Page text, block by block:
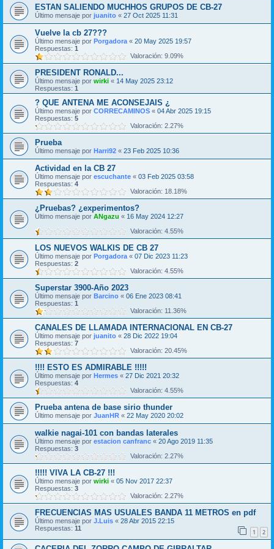
ESTAN SALIENDO MUCHHOS GRUPOS DE CB-27
Último mensaje por juanito « 27 Oct 2025 11:31
Vuelve la cb 27???
Último mensaje por Porgadora « 20 May 2025 19:57
Respuestas: 1
Valoración: 9.09%
PRESIDENT RONALD...
Último mensaje por wirki « 14 May 2025 23:12
Respuestas: 1
? QUE ANTENA ME ACONSEJAIS ¿
Último mensaje por CORRECAMINOS « 04 Abr 2025 19:15
Respuestas: 5
Valoración: 2.27%
Prueba
Último mensaje por Harri92 « 23 Feb 2025 10:36
Actividad en la CB 27
Último mensaje por escuchante « 03 Feb 2025 03:58
Respuestas: 4
Valoración: 18.18%
¿Pruebas? ¿experimentos?
Último mensaje por ANgazu « 16 May 2024 12:27
Valoración: 4.55%
LOS NUEVOS WALKIS DE CB 27
Último mensaje por Porgadora « 07 Dic 2023 11:23
Respuestas: 2
Valoración: 4.55%
Superstar 3900-Año 2023
Último mensaje por Barcino « 06 Ene 2023 08:41
Respuestas: 1
Valoración: 11.36%
CANALES DE LLAMADA INTERNACIONAL EN CB-27
Último mensaje por juanito « 28 Dic 2022 19:04
Respuestas: 7
Valoración: 20.45%
!!!! ESTO ES ADMIRABLE !!!!!
Último mensaje por Hermes « 27 Dic 2021 20:32
Respuestas: 4
Valoración: 4.55%
Prueba antena de base sirio thunder
Último mensaje por JuanHR « 22 May 2020 20:02
walkie nagai-101 con bandas laterales
Último mensaje por estacion canfranc « 20 Ago 2019 11:35
Respuestas: 3
Valoración: 2.27%
!!!!! VIVA LA CB-27 !!!
Último mensaje por wirki « 05 Nov 2017 22:37
Respuestas: 3
Valoración: 2.27%
FRECUENCIAS MAS USUALES BANDA 11 METROS en pdf
Último mensaje por J.Luis « 28 Abr 2015 22:15
Respuestas: 11 1 2